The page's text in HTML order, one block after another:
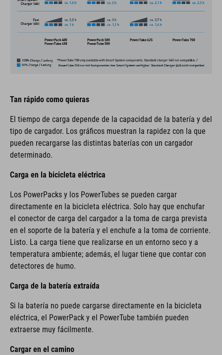
Tan rápido como quieras
El tiempo de carga depende de la capacidad de la batería y del
tipo de cargador. Los gráficos muestran la rapidez con la que
pueden recargarse las distintas baterías con un cargador
determinado.
Carga en la bicicleta eléctrica
Los PowerPacks y los PowerTubes se pueden cargar
directamente en la bicicleta eléctrica. Solo hay que enchufar
el conector de carga del cargador a la toma de carga prevista
en el soporte de la batería y el enchufe a la toma de corriente.
Listo. La carga tiene que realizarse en un entorno seco y a
temperatura ambiente; además, el lugar tiene que contar con
detectores de humo.
Carga de la batería extraída
Si la batería no puede cargarse directamente en la bicicleta
eléctrica, el PowerPack y el PowerTube también pueden
extraerse muy fácilmente.
Cargar en el camino